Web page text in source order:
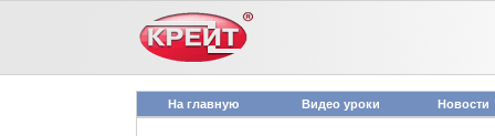
На главную Видео уроки Новости